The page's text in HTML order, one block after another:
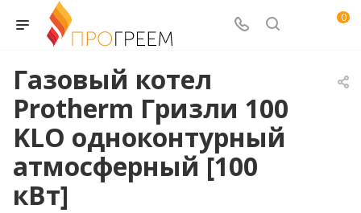
0
Газовый котел
Protherm Гризли 100
KLO одноконтурный
атмосферный [100
кВт]